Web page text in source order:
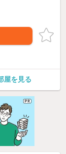
屋を見る